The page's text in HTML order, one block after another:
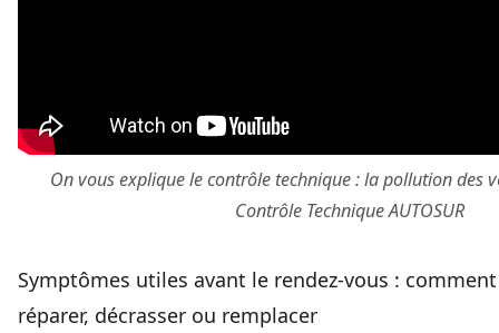
On vous explique le contrôle technique : la pollution des
Contrôle Technique AUTOSUR
Symptômes utiles avant le rendez-vous :
réparer, décrasser ou remplacer